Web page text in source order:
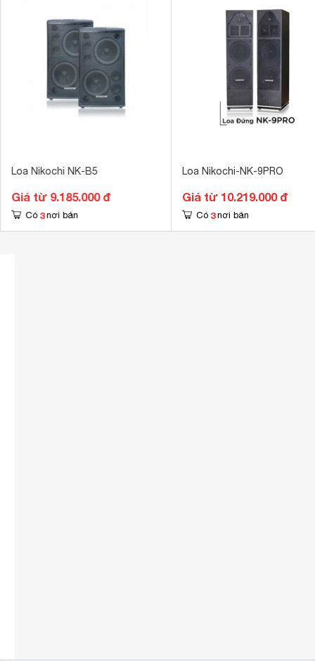
Loa Nikochi NK-B5
Giá từ 9.185.000 đ
Có 3 nơi bán
Loa Nikochi-NK-9PRO
Giá từ 10.219.000 đ
Có 3 nơi bán